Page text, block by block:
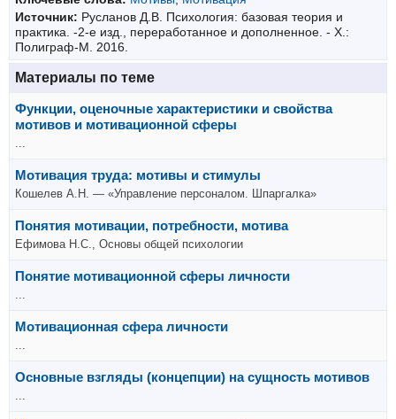
Источник: Русланов Д.В. Психология: базовая теория и
практика. -2-е изд., переработанное и дополненное. - Х.:
Полиграф-М. 2016.
Материалы по теме
Функции, оценочные характеристики и свойства
мотивов и мотивационной сферы
...
Мотивация труда: мотивы и стимулы
Кошелев А.Н. — «Управление персоналом. Шпаргалка»
Понятия мотивации, потребности, мотива
Ефимова Н.С., Основы общей психологии
Понятие мотивационной сферы личности
...
Мотивационная сфера личности
...
Основные взгляды (концепции) на сущность мотивов
...